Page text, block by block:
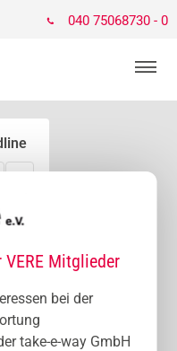
040 75068730 - 0
Hauptthemen vor
und
Änderungen ab
sichern.
Mitglieder
bei der
take-e-way GmbH